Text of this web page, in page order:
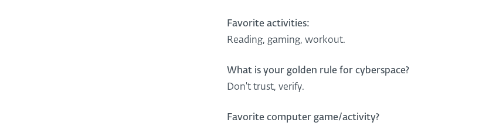
Favorite activities:
Reading, gaming, workout.
What is your golden rule for cyberspace?
Don't trust, verify.
Favorite computer game/activity?